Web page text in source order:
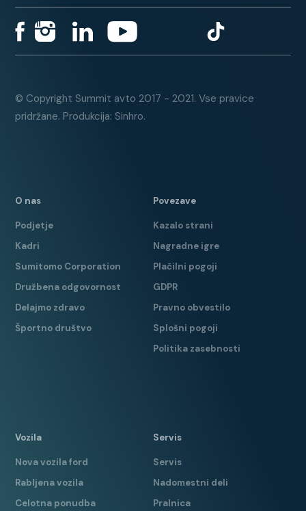
© Copyright Summit avto 2017 - 2021. Vse pravice
pridržane. Produkcija: Sinhro.
O nas
Podjetje
Kadri
Sumitomo Corporation
Družbena odgovornost
Delajmo zdravo
Športno društvo
Povezave
Kazalo strani
Nagradne igre
Plačilni pogoji
GDPR
Pravno obvestilo
Splošni pogoji
Politika zasebnosti
Vozila
Nova vozila ford
Rabljena vozila
Celotna ponudba
Servis
Servis
Nadomestni deli
Pralnica